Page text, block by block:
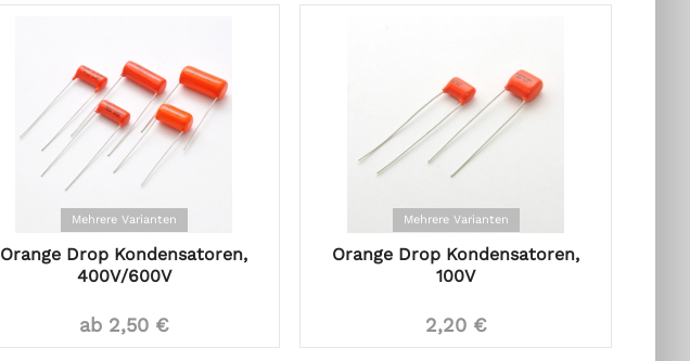
Mehrere Varianten
Orange Drop Kondensatoren,
400V/600V
ab 2,50 €
Mehrere Varianten
Orange Drop Kondensatoren,
100V
2,20 €